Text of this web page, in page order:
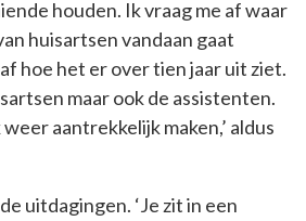
houden. Ik vraag me af waar
huisartsen vandaan gaat
hoe het er over tien jaar uit ziet.
maar ook de assistenten.
aantrekkelijk maken,’ aldus
uitdagingen. ‘Je zit in een